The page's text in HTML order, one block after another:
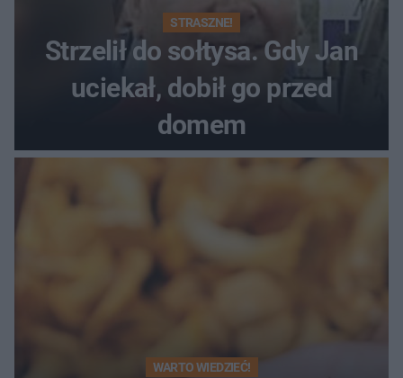
STRASZNE!
Strzelił do sołtysa. Gdy Jan
uciekał, dobił go przed
domem
WARTO WIEDZIEĆ!